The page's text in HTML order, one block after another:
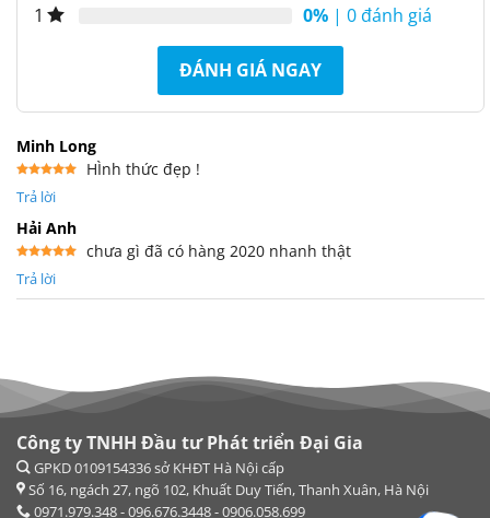
1
0% | 0 đánh giá
ĐÁNH GIÁ NGAY
Minh Long
hạng5
HÌnh thức đẹp !
Trả lời
Hải Anh
hạng5
chưa gì đã có hàng 2020 nhanh thật
Trả lời
Công ty TNHH Đầu tư Phát triển Đại Gia